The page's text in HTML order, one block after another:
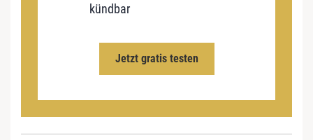
kündbar
Jetzt gratis testen